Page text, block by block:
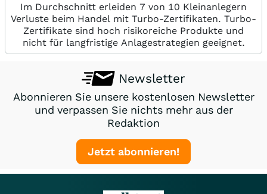
Im Durchschnitt erleiden 7 von 10 Kleinanlegern
Verluste beim Handel mit Turbo-Zertifikaten. Turbo-
Zertifikate sind hoch risikoreiche Produkte und
nicht für langfristige Anlagestrategien geeignet.
Newsletter
Abonnieren Sie unsere kostenlosen Newsletter
und verpassen Sie nichts mehr aus der
Redaktion
Jetzt abonnieren!